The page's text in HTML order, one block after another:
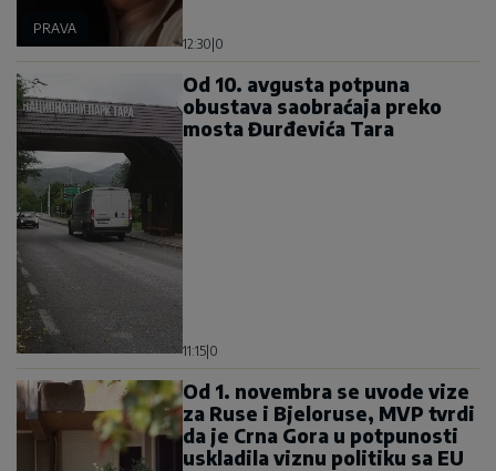
PRAVA
12:30 0
Od 10. avgusta potpuna
obustava saobraćaja preko
mosta Đurđevića Tara
11:15 0
Od 1. novembra se uvode vize
za Ruse i Bjeloruse, MVP tvrdi
da je Crna Gora u potpunosti
uskladila viznu politiku sa EU